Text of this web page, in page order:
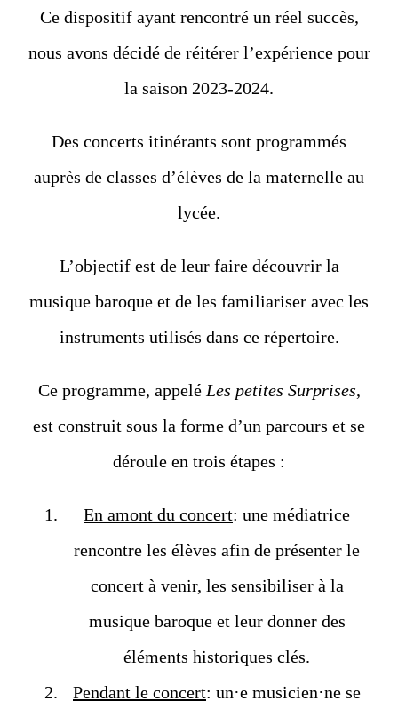
Ce dispositif ayant rencontré un réel succès,
nous avons décidé de réitérer l’expérience pour
la saison 2023-2024.
Des concerts itinérants sont programmés
auprès de classes d’élèves de la maternelle au
lycée.
L’objectif est de leur faire découvrir la
musique baroque et de les familiariser avec les
instruments utilisés dans ce répertoire.
Ce programme, appelé Les petites Surprises,
est construit sous la forme d’un parcours et se
déroule en trois étapes :
En amont du concert: une médiatrice
rencontre les élèves afin de présenter le
concert à venir, les sensibiliser à la
musique baroque et leur donner des
éléments historiques clés.
Pendant le concert: un·e musicien·ne se